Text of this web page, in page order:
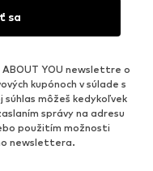
sa
YOU newslettre o
kupónoch v súlade s
súhlas môžeš kedykoľvek
správy na adresu
použitím možnosti
newslettera.